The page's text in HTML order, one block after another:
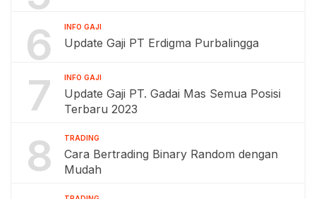
6 INFO GAJI
Update Gaji PT Erdigma Purbalingga
7 INFO GAJI
Update Gaji PT. Gadai Mas Semua Posisi
Terbaru 2023
8 TRADING
Cara Bertrading Binary Random dengan
Mudah